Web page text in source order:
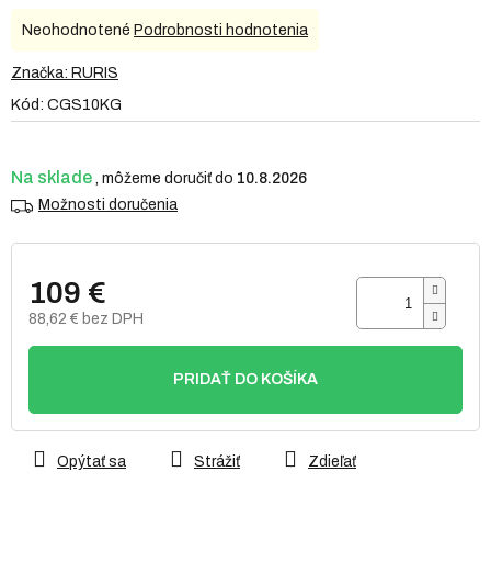
Kód: CGS10KG
Na sklade
10.8.2026
Možnosti doručenia
109 €
88,62 € bez DPH
Jednotková
PRIDAŤ DO KOŠÍKA
Opýtať sa Strážiť Zdieľať
Priemerné
produktu
0,0
hviezdičiek.
Neohodnotené Podrobnosti hodnotenia
Značka: RURIS